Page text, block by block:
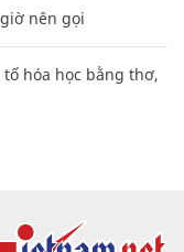
nên gọi
hóa học bằng thơ,